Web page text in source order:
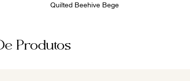
Quilted Beehive Bege
Produtos